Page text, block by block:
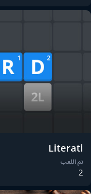
Literati
تم اللعب
2